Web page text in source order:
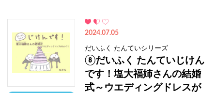
2024.07.05
だいふく たんていシリーズ
⑧だいふく たんていじけん
です！塩大福姉さんの結婚
式～ウエディングドレスが